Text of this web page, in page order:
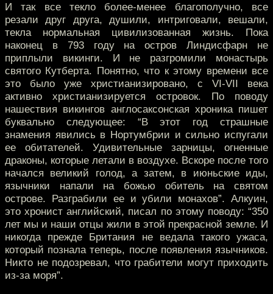
И так все текло более-менее благополучно, все
резали друг друга, душили, интриговали, вешали,
текла нормальная цивилизованная жизнь. Пока
наконец в 793 году на остров Линдисфарн не
приплыли викинги. И не разгромили монастырь
святого Кутберта. Понятно, что к этому времени все
это было уже христианизировано, с VI-VII века
активно христианизируется островок. По поводу
нашествия викингов англосаксонская хроника пишет
буквально следующее: “В этот год страшные
знамения явились в Нортумбрии и сильно испугали
ее обитателей. Удивительные зарницы, огненные
драконы, которые летали в воздухе. Вскоре после того
начался великий голод, а затем, в июньские иды,
язычники напали на божью обитель на святом
острове. Разграбили ее и убили монахов”. Алкуин,
это хронист английский, писал по этому поводу: “350
лет мы и наши отцы жили в этой прекрасной земле. И
никогда прежде Британия не ведала такого ужаса,
который познала теперь, после появления язычников.
Никто не подозревал, что грабители могут приходить
из-за моря”.